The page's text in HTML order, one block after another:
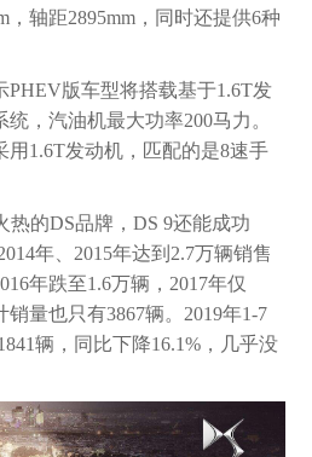
，轴距2895mm，同时还提供6种
PHEV版车型将搭载基于1.6T发
，汽油机最大功率200马力。
用1.6T发动机，匹配的是8速手
热的DS品牌，DS 9还能成功
年、2015年达到2.7万辆销售
年跌至1.6万辆，2017年仅
销量也只有3867辆。2019年1-7
辆，同比下降16.1%，几乎没